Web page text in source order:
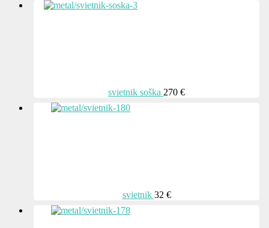
svietnik soška 270 €
svietnik 32 €